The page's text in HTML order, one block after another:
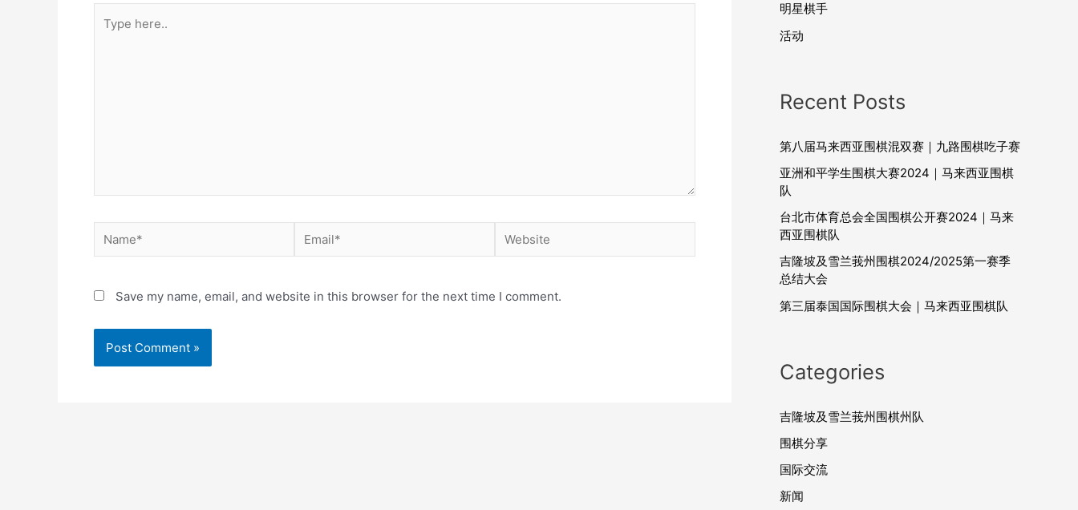
Save my name, email, and website in this browser for the next time I comment.
明星棋手
活动
Recent Posts
第八届马来西亚围棋混双赛｜九路围棋吃子赛
亚洲和平学生围棋大赛2024｜马来西亚围棋
队
台北市体育总会全国围棋公开赛2024｜马来
西亚围棋队
吉隆坡及雪兰莪州围棋2024/2025第一赛季
总结大会
第三届泰国国际围棋大会｜马来西亚围棋队
Categories
吉隆坡及雪兰莪州围棋州队
围棋分享
国际交流
新闻